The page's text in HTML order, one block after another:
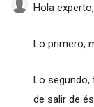
Hola experto,
Lo primero,
Lo segundo,
de salir de